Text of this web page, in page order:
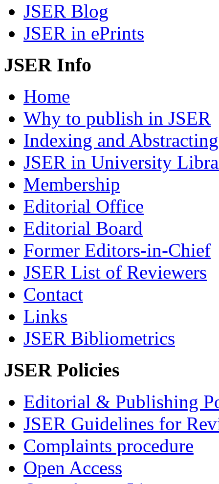
JSER Blog
JSER in ePrints
JSER Info
Home
Why to publish in JSER
Indexing and Abstracting
JSER in University
Membership
Editorial Office
Editorial Board
Former Editors-in-Chief
JSER List of Reviewers
Contact
Links
JSER Bibliometrics
JSER Policies
Editorial & Publishing
JSER Guidelines for
Complaints procedure
Open Access